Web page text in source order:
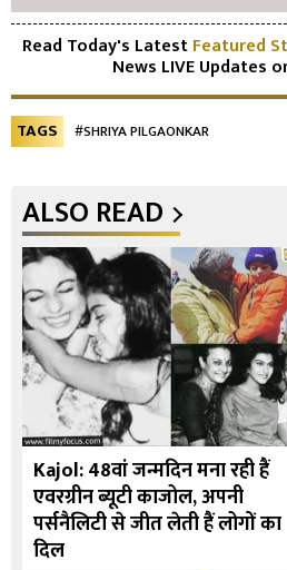
Read Today's LatestFeatured
News LIVE Updates
TAGS #SHRIYA PILGAONKAR
ALSO READ
Kajol: 48वां जन्मदिन मना रही हैं
एवरग्रीन ब्यूटी काजोल, अपनी
पर्सनैलिटी से जीत लेती हैं लोगों का
दिल